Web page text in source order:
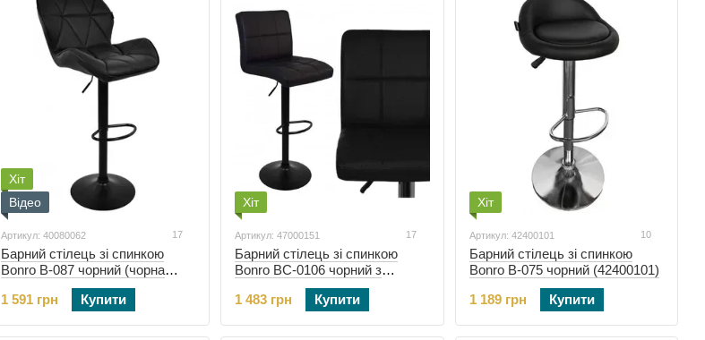
Хіт
Відео
Артикул: 40080062 17
Барний стілець зі спинкою
Bonro B-087 чорний (чорна
основа) (40080062)
1 591 грн
Купити
Хіт
Артикул: 47000151 17
Барний стілець зі спинкою
Bonro BC-0106 чорний з
чорною основою (47000151)
1 483 грн
Купити
Хіт
Артикул: 42400101 10
Барний стілець зі спинкою
Bonro B-075 чорний (42400101)
1 189 грн
Купити